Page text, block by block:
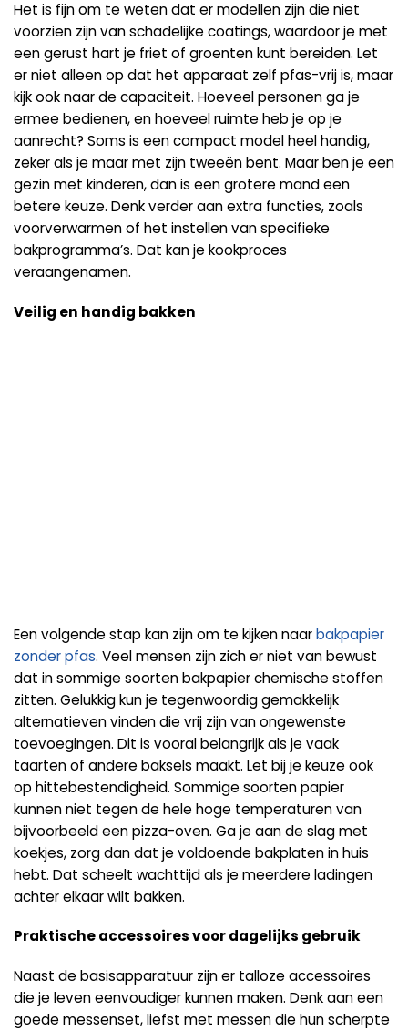
Het is fijn om te weten dat er modellen zijn die niet
voorzien zijn van schadelijke coatings, waardoor je met
een gerust hart je friet of groenten kunt bereiden. Let
er niet alleen op dat het apparaat zelf pfas-vrij is, maar
kijk ook naar de capaciteit. Hoeveel personen ga je
ermee bedienen, en hoeveel ruimte heb je op je
aanrecht? Soms is een compact model heel handig,
zeker als je maar met zijn tweeën bent. Maar ben je een
gezin met kinderen, dan is een grotere mand een
betere keuze. Denk verder aan extra functies, zoals
voorverwarmen of het instellen van specifieke
bakprogramma’s. Dat kan je kookproces
veraangenamen.
Veilig en handig bakken
Een volgende stap kan zijn om te kijken naarbakpapier
zonder pfas. Veel mensen zijn zich er niet van bewust
dat in sommige soorten bakpapier chemische stoffen
zitten. Gelukkig kun je tegenwoordig gemakkelijk
alternatieven vinden die vrij zijn van ongewenste
toevoegingen. Dit is vooral belangrijk als je vaak
taarten of andere baksels maakt. Let bij je keuze ook
op hittebestendigheid. Sommige soorten papier
kunnen niet tegen de hele hoge temperaturen van
bijvoorbeeld een pizza-oven. Ga je aan de slag met
koekjes, zorg dan dat je voldoende bakplaten in huis
hebt. Dat scheelt wachttijd als je meerdere ladingen
achter elkaar wilt bakken.
Praktische accessoires voor dagelijks gebruik
Naast de basisapparatuur zijn er talloze accessoires
die je leven eenvoudiger kunnen maken. Denk aan een
goede messenset, liefst met messen die hun scherpte